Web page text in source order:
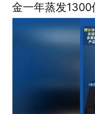
金一年蒸发1300